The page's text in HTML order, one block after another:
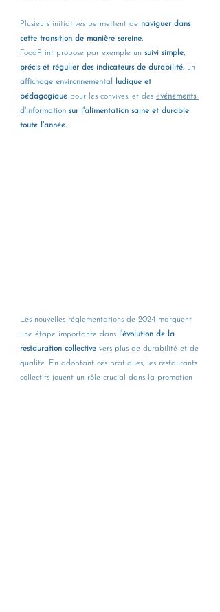
Plusieurs initiatives permettent de naviguer dans
cette transition de manière sereine.
FoodPrint propose par exemple un suivi simple,
précis et régulier des indicateurs de durabilité, un
affichage environnemental
ludique et
pédagogique pour les convives, et des événements
d'information sur l'alimentation saine et durable
toute l'année.
Les nouvelles réglementations de 2024 marquent
une étape importante dans l'évolution de la
restauration collective vers plus de durabilité et de
qualité. En adoptant ces pratiques, les restaurants
collectifs jouent un rôle crucial dans la promotion